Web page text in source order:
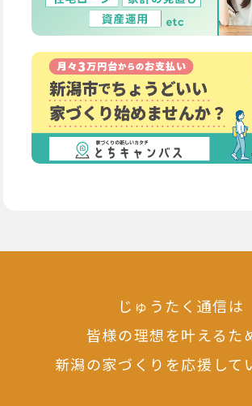
じゅうたく通信は
皆様の理想を叶えるた
新潟の家づくりを応援して